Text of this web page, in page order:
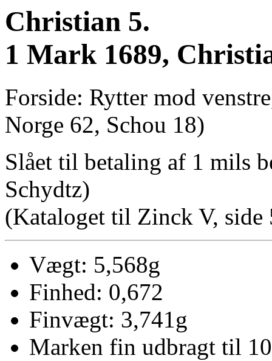
Christian 5.
1 Mark 1689,
Forside: Rytter mod
Norge 62, Schou 18)
Slået til betaling af 1 mils
Schydtz)
(Kataloget til Zinck V, side
Vægt: 5,568g
Finhed: 0,672
Finvægt: 3,741g
Marken fin udbragt til